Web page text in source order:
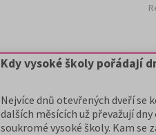
Kdy vysoké školy pořádají
Nejvíce dnů otevřených dveří se
dalších měsících už převažují
soukromé vysoké školy. Kam se